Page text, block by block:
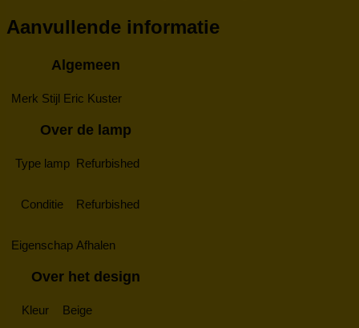
Aanvullende informatie
Algemeen
Merk Stijl Eric Kuster
Over de lamp
Type lamp Refurbished
Conditie Refurbished
Eigenschap Afhalen
Over het design
Kleur Beige